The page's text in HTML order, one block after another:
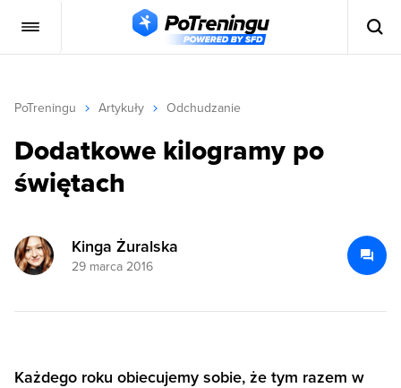
PoTreningu Artykuły Odchudzanie
Dodatkowe kilogramy po
świętach
Kinga Żuralska
29 marca 2016
Każdego roku obiecujemy sobie, że tym razem w